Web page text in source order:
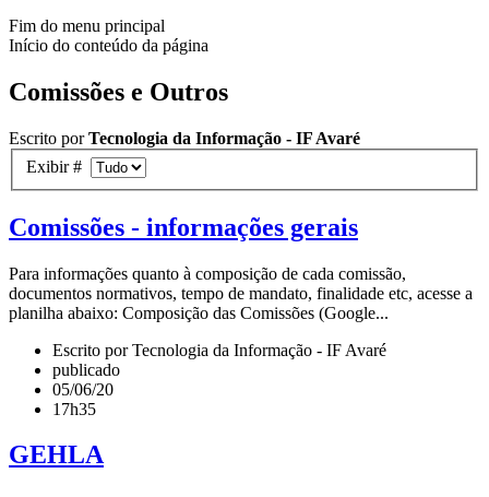
Fim do menu principal
Início do conteúdo da página
Comissões e Outros
Escrito porTecnologia da Informação - IF Avaré
Exibir #
Comissões - informações gerais
Para informações quanto à composição de cada comissão,
documentos normativos, tempo de mandato, finalidade etc, acesse a
planilha abaixo: Composição das Comissões (Google...
Escrito por Tecnologia da Informação - IF Avaré
publicado
05/06/20
17h35
GEHLA